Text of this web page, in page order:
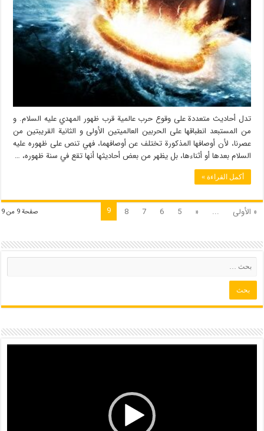
تدل أحاديث متعددة على وقوع حرب عالمية قرب ظهور المهدي عليه السلام. و
من المستبعد انطباقها على الحربين العالميتين الأولى و الثانية القريبتين من
عصرنا، لأن أوصافها المذكورة تختلف عن أوصافهما، فهي تنص على ظهوره عليه
السلام بعدها أو أثناءها، بل يظهر من بعض أحاديثها أنها تقع في سنة ظهوره، …
أكمل القراءة »
صفحة 9 من 9 « الأولى ...
«
5
6
7
8
9